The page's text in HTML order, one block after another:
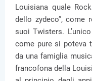
Louisiana quale
dello zydeco”,
suoi Twisters.
come pure si poteva
da una famiglia
francofona della